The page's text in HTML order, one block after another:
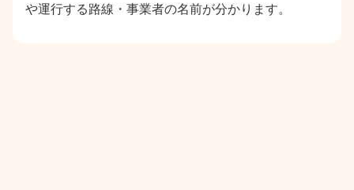
や運行する路線・事業者の名前が分かります。